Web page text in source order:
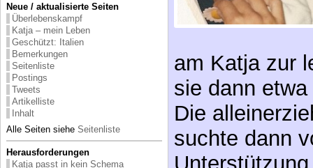
Neue / aktualisierte Seiten
Überlebenskampf
Katja – mein Leben
Geschützt: Italien
Bemerkungen
Seitenliste
Postings
Tweets
Artikelliste
Inhalt
Alle Seiten siehe Seitenliste
Herausforderungen
Katja passt in kein Schema
sie dann
Die
suchte dann